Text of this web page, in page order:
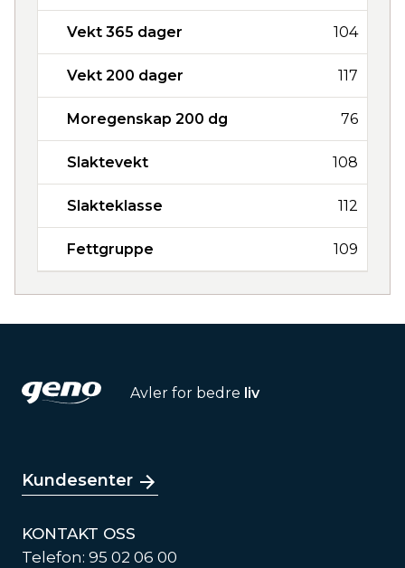
Vekt 365 dager 104
Vekt 200 dager 117
Moregenskap 200 dg 76
Slaktevekt 108
Slakteklasse 112
Fettgruppe 109
Avler for bedre liv
Kundesenter
KONTAKT OSS
Telefon: 95 02 06 00